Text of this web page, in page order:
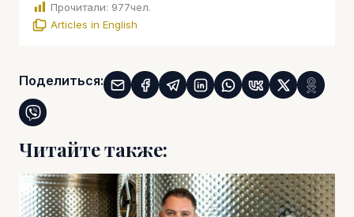
Прочитали: 977чел.
Articles in English
Поделиться:
Читайте также: